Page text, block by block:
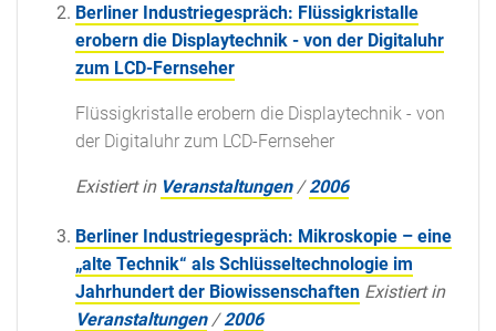
Berliner Industriegespräch: Flüssigkristalle
erobern die Displaytechnik - von der Digitaluhr
zum LCD-Fernseher
Flüssigkristalle erobern die Displaytechnik - von
der Digitaluhr zum LCD-Fernseher
Existiert in Veranstaltungen /2006
Berliner Industriegespräch: Mikroskopie – eine
„alte Technik“ als Schlüsseltechnologie im
Jahrhundert der Biowissenschaften Existiert in
Veranstaltungen /2006